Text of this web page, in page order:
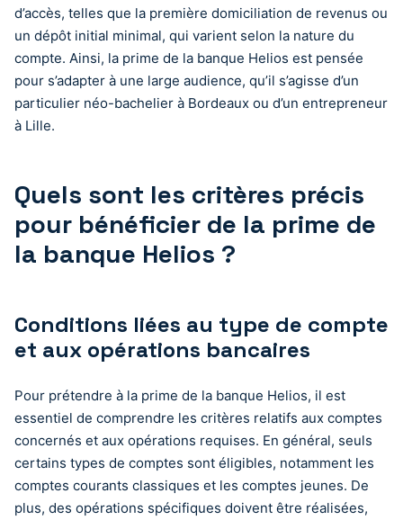
d’accès, telles que la première domiciliation de revenus ou
un dépôt initial minimal, qui varient selon la nature du
compte. Ainsi, la prime de la banque Helios est pensée
pour s’adapter à une large audience, qu’il s’agisse d’un
particulier néo-bachelier à Bordeaux ou d’un entrepreneur
à Lille.
Quels sont les critères précis
pour bénéficier de la prime de
la banque Helios ?
Conditions liées au type de compte
et aux opérations bancaires
Pour prétendre à la prime de la banque Helios, il est
essentiel de comprendre les critères relatifs aux comptes
concernés et aux opérations requises. En général, seuls
certains types de comptes sont éligibles, notamment les
comptes courants classiques et les comptes jeunes. De
plus, des opérations spécifiques doivent être réalisées,